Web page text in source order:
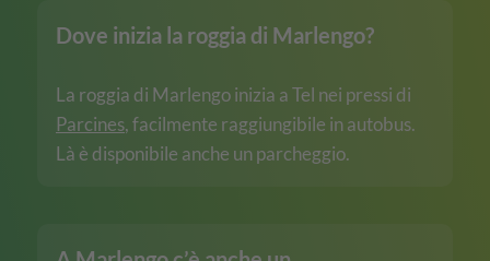
Dove inizia la roggia di Marlengo?
La roggia di Marlengo inizia a Tel nei pressi di
Parcines, facilmente raggiungibile in autobus.
Là è disponibile anche un parcheggio.